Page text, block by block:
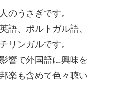
のうさぎです。
語、ポルトガル語、
リンガルです。
響で外国語に興味を
楽も含めて色々聴い